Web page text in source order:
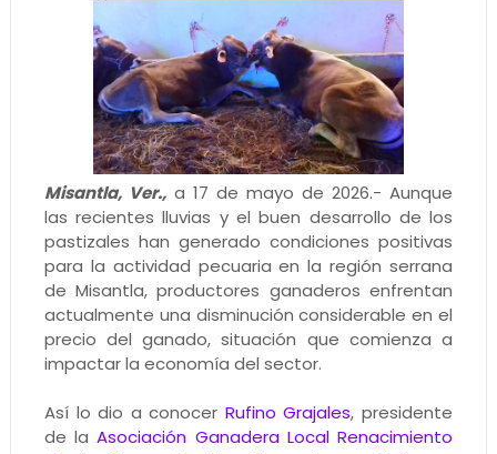
Misantla, Ver.,a 17 de mayo de 2026.- Aunque
las recientes lluvias y el buen desarrollo de los
pastizales han generado condiciones positivas
para la actividad pecuaria en la región serrana
de Misantla, productores ganaderos enfrentan
actualmente una disminución considerable en el
precio del ganado, situación que comienza a
impactar la economía del sector.
Así lo dio a conocer Rufino Grajales, presidente
de laAsociación Ganadera Local Renacimiento